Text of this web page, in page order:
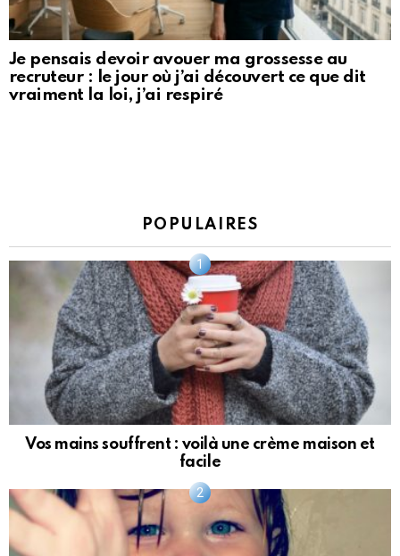
Je pensais devoir avouer ma grossesse au
recruteur : le jour où j’ai découvert ce que dit
vraiment la loi, j’ai respiré
POPULAIRES
Vos mains souffrent : voilà une crème maison et
facile